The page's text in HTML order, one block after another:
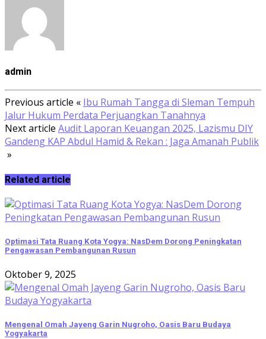
admin
Previous article « Ibu Rumah Tangga di Sleman Tempuh
Jalur Hukum Perdata Perjuangkan Tanahnya
Next article Audit Laporan Keuangan 2025, Lazismu DIY
Gandeng KAP Abdul Hamid & Rekan : Jaga Amanah Publik
»
Related article
Optimasi Tata Ruang Kota Yogya: NasDem Dorong Peningkatan
Pengawasan Pembangunan Rusun
Oktober 9, 2025
Mengenal Omah Jayeng Garin Nugroho, Oasis Baru Budaya
Yogyakarta